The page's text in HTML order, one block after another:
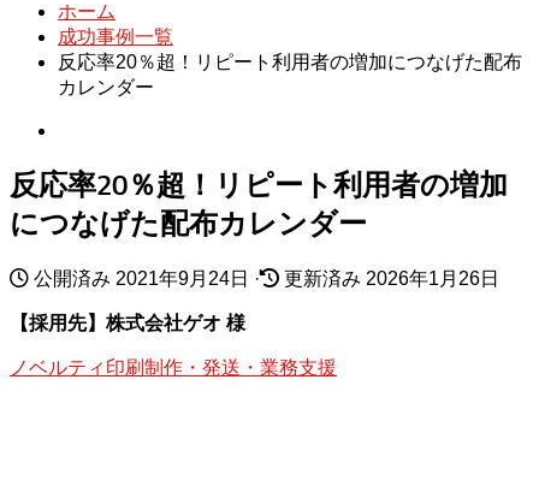
ホーム
成功事例一覧
反応率20％超！リピート利用者の増加につなげた配布
カレンダー
反応率20％超！リピート利用者の増加
につなげた配布カレンダー
公開済み 2021年9月24日 · 更新済み 2026年1月26日
【採用先】株式会社ゲオ 様
ノベルティ印刷制作・発送・業務支援